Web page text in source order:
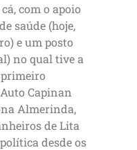
com o apoio
saúde (hoje,
e um posto
no qual tive a
Capinan
Almerinda,
de Lita
desde os